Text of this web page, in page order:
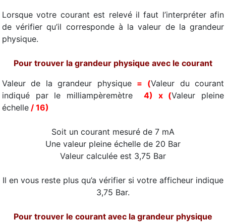
Lorsque votre courant est relevé il faut l’interpréter afin
de vérifier qu’il corresponde à la valeur de la grandeur
physique.
Pour trouver la grandeur physique avec le courant
Valeur de la grandeur physique = (Valeur du courant
indiqué par le milliampèremètre
 4) x (Valeur pleine
échelle / 16)
Soit un courant mesuré de 7 mA
Une valeur pleine échelle de 20 Bar
Valeur calculée est 3,75 Bar
Il en vous reste plus qu’a vérifier si votre afficheur indique
3,75 Bar.
Pour trouver le courant avec la grandeur physique